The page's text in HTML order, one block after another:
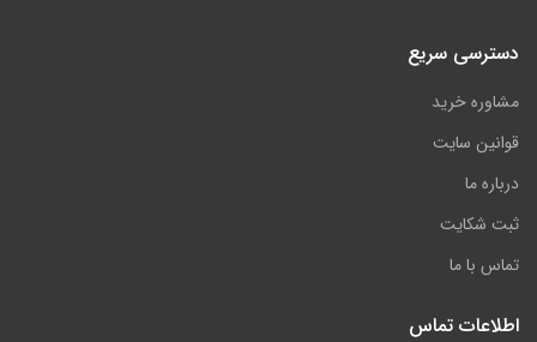
دسترسی سریع
مشاوره خرید
قوانین سایت
درباره ما
ثبت شکایت
تماس با ما
اطلاعات تماس